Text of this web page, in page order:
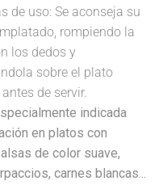
de uso: Se aconseja su
rompiendo la
los dedos y
sobre el plato
de servir.
indicada
en platos con
de color suave,
carnes blancas...